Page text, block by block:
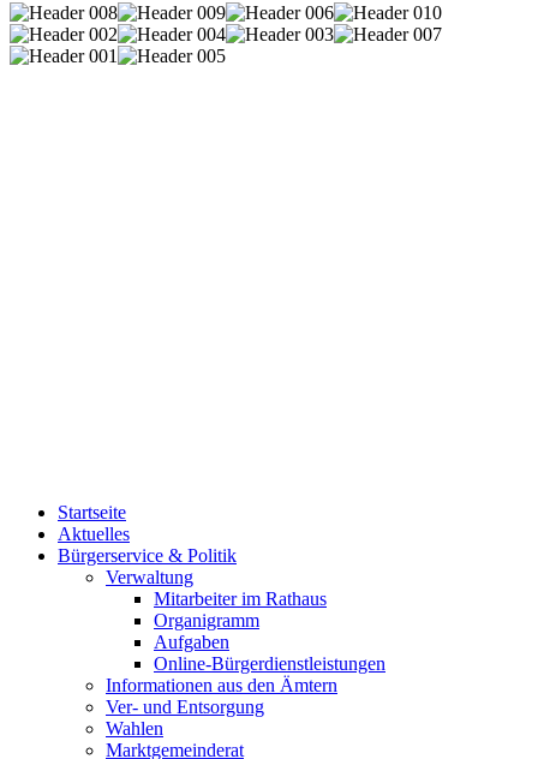
Startseite
Aktuelles
Bürgerservice & Politik
Verwaltung
Mitarbeiter im Rathaus
Organigramm
Aufgaben
Online-Bürgerdienstleistungen
Informationen aus den Ämtern
Ver- und Entsorgung
Wahlen
Marktgemeinderat